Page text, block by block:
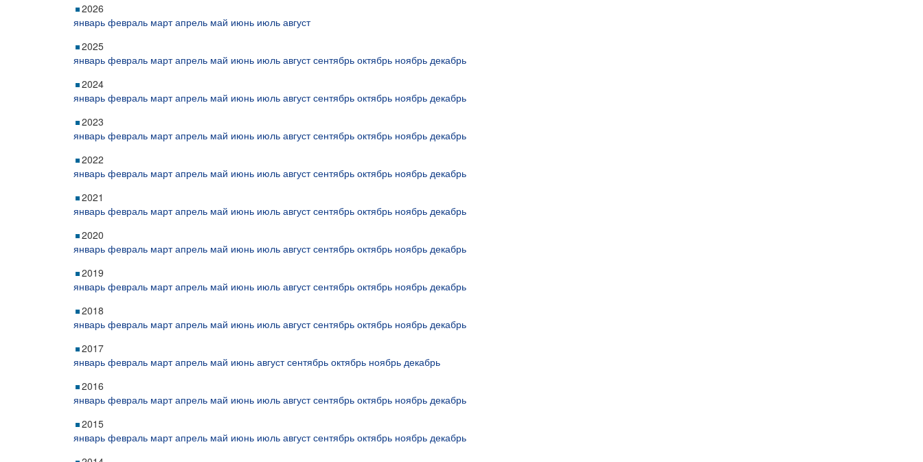
2026
январь февраль март апрель май июнь июль август
2025
январь февраль март апрель май июнь июль август сентябрь октябрь ноябрь декабрь
2024
январь февраль март апрель май июнь июль август сентябрь октябрь ноябрь декабрь
2023
январь февраль март апрель май июнь июль август сентябрь октябрь ноябрь декабрь
2022
январь февраль март апрель май июнь июль август сентябрь октябрь ноябрь декабрь
2021
январь февраль март апрель май июнь июль август сентябрь октябрь ноябрь декабрь
2020
январь февраль март апрель май июнь июль август сентябрь октябрь ноябрь декабрь
2019
январь февраль март апрель май июнь июль август сентябрь октябрь ноябрь декабрь
2018
январь февраль март апрель май июнь июль август сентябрь октябрь ноябрь декабрь
2017
январь февраль март апрель май июнь август сентябрь октябрь ноябрь декабрь
2016
январь февраль март апрель май июнь июль август сентябрь октябрь ноябрь декабрь
2015
январь февраль март апрель май июнь июль август сентябрь октябрь ноябрь декабрь